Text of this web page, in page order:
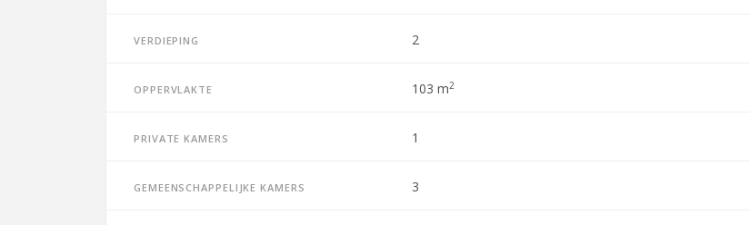
Verdieping 2
Oppervlakte 103 m2
Private kamers 1
Gemeenschappelijke kamers 3